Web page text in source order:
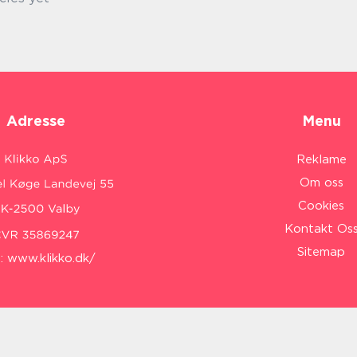
Adresse
www.klikko.dk/
Menu
Reklame
Om oss
Cookies
Kontakt
Sitemap